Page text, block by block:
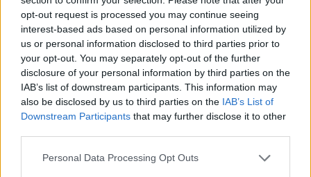
opt-out request is processed you may continue seeing
interest-based ads based on personal information utilized by
us or personal information disclosed to third parties prior to
your opt-out. You may separately opt-out of the further
disclosure of your personal information by third parties on the
IAB’s list of downstream participants. This information may
also be disclosed by us to third parties on the IAB’s List of
Downstream Participants that may further disclose it to other
Personal Data Processing Opt Outs
Εγγραφή στο newsletter